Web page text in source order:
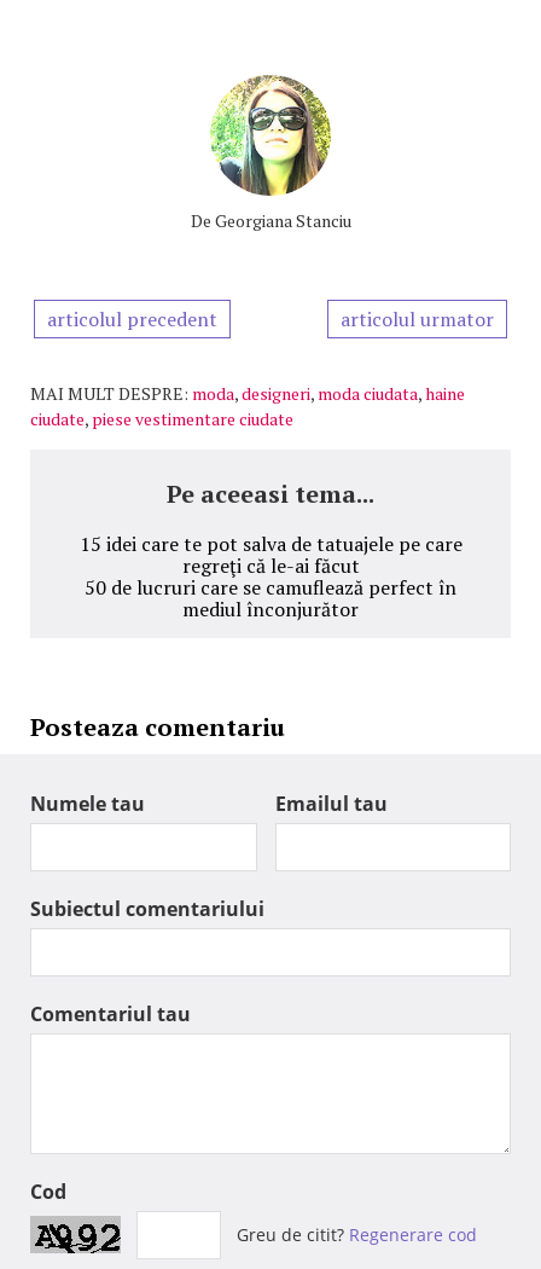
De Georgiana Stanciu
articolul precedent articolul urmator
MAI MULT DESPRE: moda,designeri, moda ciudata,haine
ciudate, piese vestimentare ciudate
Pe aceeasi tema...
15 idei care te pot salva de tatuajele pe care
regreţi că le-ai făcut
50 de lucruri care se camuflează perfect în
mediul înconjurător
Posteaza comentariu
Numele tau Emailul tau
Subiectul comentariului
Comentariul tau
Cod
Greu de citit? Regenerare cod